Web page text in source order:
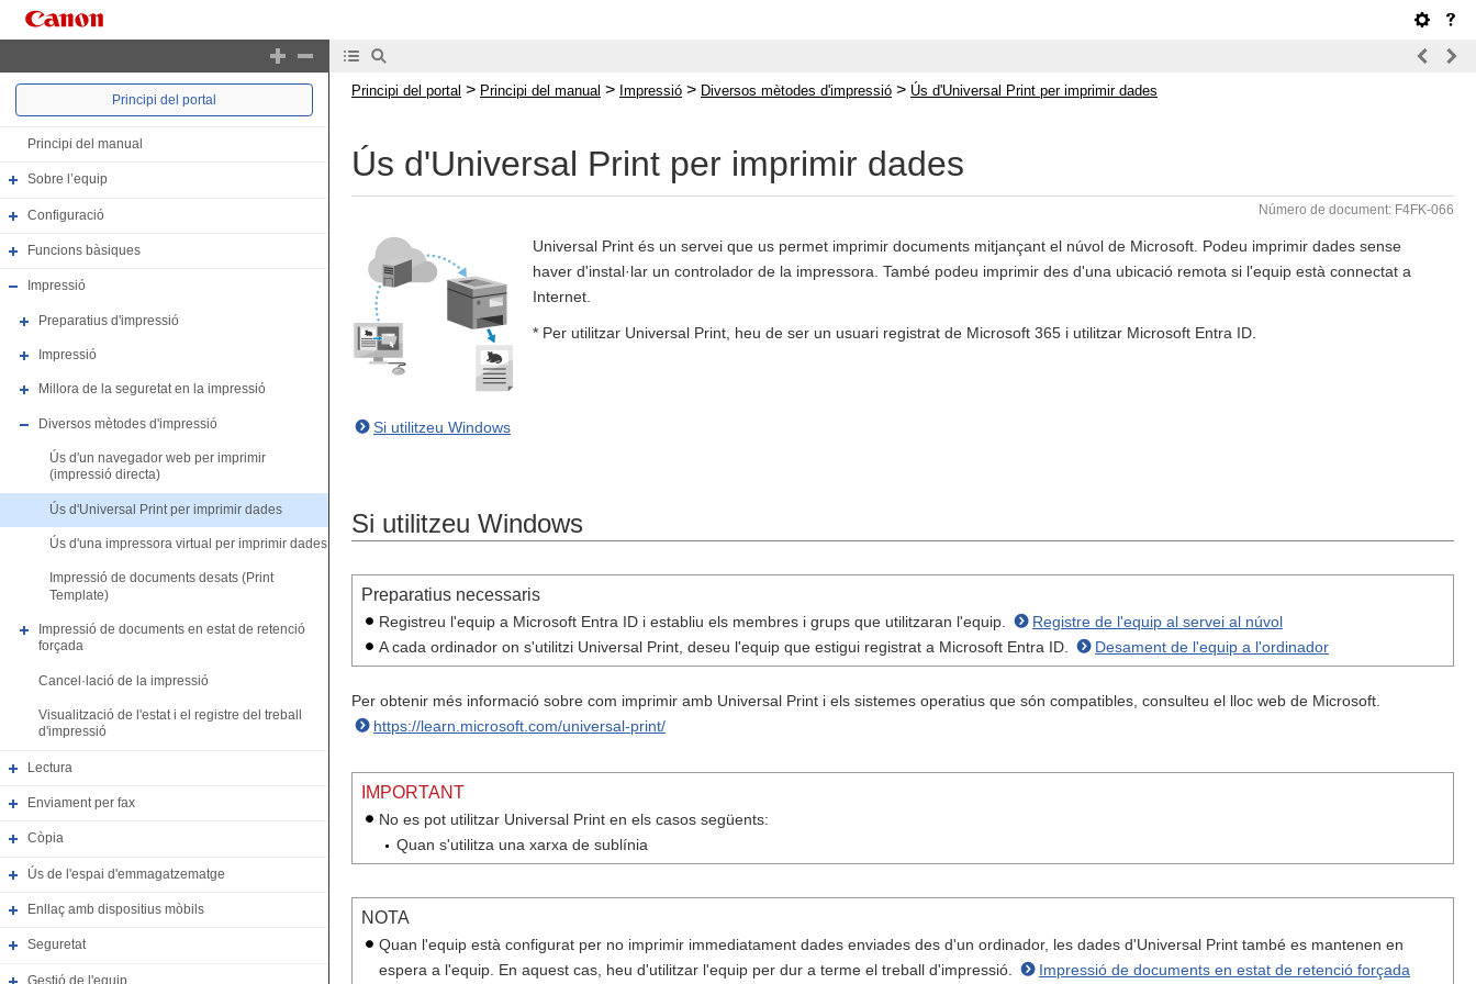
Principi del portal
Principi del manual
Sobre l’equip
Configuració
Funcions bàsiques
Impressió
Preparatius d'impressió
Impressió
Millora de la seguretat en la impressió
Diversos mètodes d'impressió
Ús d'un navegador web per imprimir
(impressió directa)
Ús d'Universal Print per imprimir dades
Ús d'una impressora virtual per imprimir dades
Impressió de documents desats (Print
Template)
Impressió de documents en estat de retenció
forçada
Cancel·lació de la impressió
Visualització de l'estat i el registre del treball
d'impressió
Lectura
Enviament per fax
Còpia
Ús de l'espai d'emmagatzematge
Enllaç amb dispositius mòbils
Seguretat
Gestió de l'equip
Principi del portal > Principi del manual > Impressió > Diversos mètodes d'impressió > Ús d'Universal Print per imprimir dades
Ús d'Universal Print per imprimir dades
Número de document: F4FK-066
Universal Print és un servei que us permet imprimir documents mitjançant el núvol de Microsoft. Podeu imprimir dades sense
haver d'instal·lar un controlador de la impressora. També podeu imprimir des d'una ubicació remota si l'equip està connectat a
Internet.
* Per utilitzar Universal Print, heu de ser un usuari registrat de Microsoft 365 i utilitzar Microsoft Entra ID.
Si utilitzeu Windows
Si utilitzeu Windows
Preparatius necessaris
Registreu l'equip a Microsoft Entra ID i establiu els membres i grups que utilitzaran l'equip.
Registre de l'equip al servei al núvol
A cada ordinador on s'utilitzi Universal Print, deseu l'equip que estigui registrat a Microsoft Entra ID.
Desament de l'equip a l'ordinador
Per obtenir més informació sobre com imprimir amb Universal Print i els sistemes operatius que són compatibles, consulteu el lloc web de Microsoft.
https://learn.microsoft.com/universal-print/
IMPORTANT
No es pot utilitzar Universal Print en els casos següents:
Quan s'utilitza una xarxa de sublínia
NOTA
Quan l'equip està configurat per no imprimir immediatament dades enviades des d'un ordinador, les dades d'Universal Print també es mantenen en
espera a l'equip. En aquest cas, heu d'utilitzar l'equip per dur a terme el treball d'impressió.
Impressió de documents en estat de retenció forçada